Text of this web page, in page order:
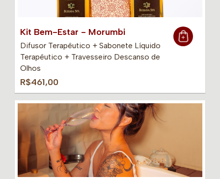
Kit Bem-Estar - Morumbi
Difusor Terapêutico + Sabonete Líquido
Terapêutico + Travesseiro Descanso de
Olhos
R$461,00